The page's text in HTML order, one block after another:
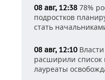
08 авг, 12:38 78%
подростков
стать
08 авг, 12:10Власти
расширили
лауреаты